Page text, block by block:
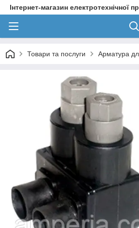
Інтернет-магазин електротехнічної
Товари та послуги Арматура